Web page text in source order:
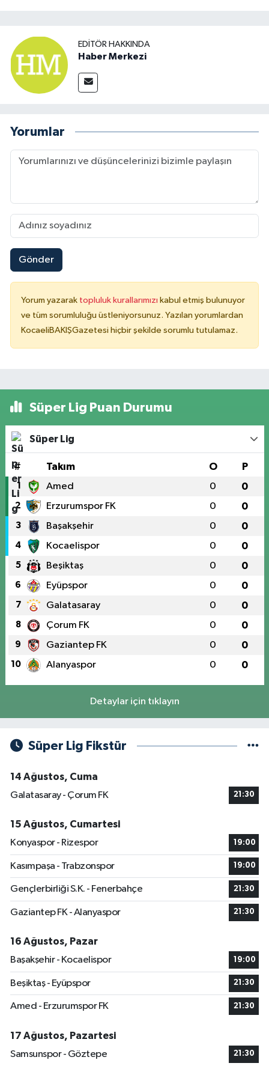
EDITÖR HAKKINDA
Haber Merkezi
Yorumlar
Gönder
Yorum yazarak topluluk kurallarımızı kabul etmiş bulunuyor
ve tüm sorumluluğu üstleniyorsunuz. Yazılan yorumlardan
KocaeliBAKIŞGazetesi hiçbir şekilde sorumlu tutulamaz.
Süper Lig Puan Durumu
Süper Lig
# Takım O P
1 Amed 0 0
2 Erzurumspor FK 0 0
3 Başakşehir 0 0
4 Kocaelispor 0 0
5 Beşiktaş 0 0
6 Eyüpspor 0 0
7 Galatasaray 0 0
8 Çorum FK 0 0
9 Gaziantep FK 0 0
10 Alanyaspor 0 0
Detaylar için tıklayın
Süper Lig Fikstür
14 Ağustos, Cuma
Galatasaray - Çorum FK
21:30
15 Ağustos, Cumartesi
Konyaspor - Rizespor
19:00
Kasımpaşa - Trabzonspor 19:00
Gençlerbirliği S.K. - Fenerbahçe 21:30
Gaziantep FK - Alanyaspor 21:30
16 Ağustos, Pazar
Başakşehir - Kocaelispor
19:00
Beşiktaş - Eyüpspor 21:30
Amed - Erzurumspor FK 21:30
17 Ağustos, Pazartesi
Samsunspor - Göztepe
21:30